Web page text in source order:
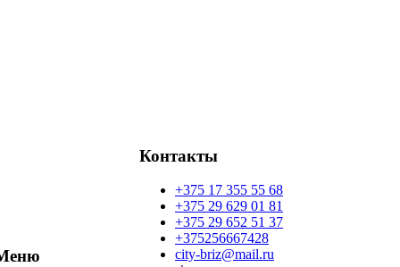
Контакты
+375 17 355 55 68
+375 29 629 01 81
+375 29 652 51 37
+375256667428
city-briz@mail.ru